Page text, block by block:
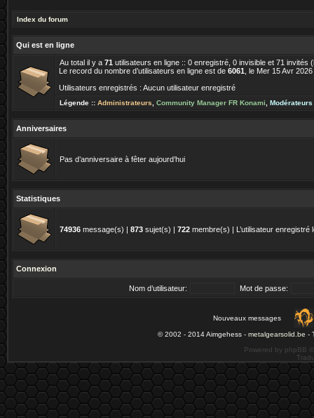
Index du forum
Qui est en ligne
Au total il y a 71 utilisateurs en ligne :: 0 enregistré, 0 invisible et 71
Le record du nombre d’utilisateurs en ligne est de 6061 , le Mer 15 Avr
Utilisateurs enregistrés : Aucun utilisateur enregistré
Légende :: Administrateurs Community Manager FR Konami
Anniversaires
Pas d’anniversaire à fêter aujourd’hui
Statistiques
74936 message(s) | 873 sujet(s) | 722 membre(s) | L’utilisateur
Connexion
Nom d’utilisateur: Mot de passe:
Nouveaux messages
© 2002 - 2014 Aimgehess - metalgearsolid.be -
Powered by phpBB